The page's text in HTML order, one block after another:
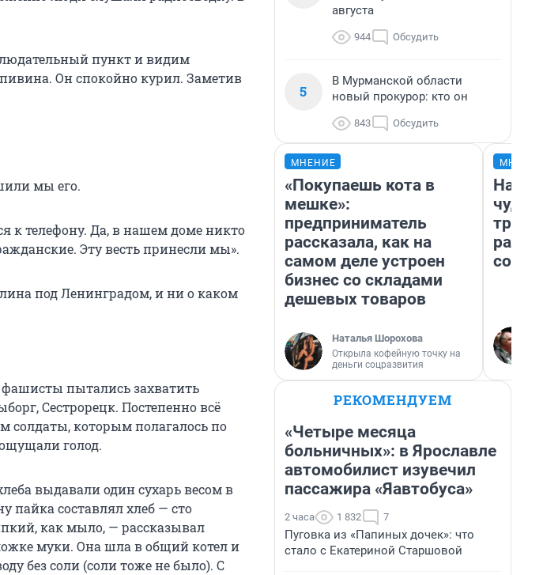
пункт и видим
Он спокойно курил. Заметив
мы его.
к телефону. Да, в нашем доме никто
Эту весть принесли мы».
под Ленинградом, и ни о каком
пытались захватить
Сестрорецк. Постепенно всё
солдаты, которым полагалось по
голод.
выдавали один сухарь весом в
пайка составлял хлеб — сто
как мыло, — рассказывал
муки. Она шла в общий котел и
без соли (соли тоже не было). С
августа
944 Обсудить
5
В Мурманской области
новый прокурор: кто он
843 Обсудить
МНЕНИЕ
«Покупаешь кота в
мешке»:
предприниматель
рассказала, как на
самом деле устроен
бизнес со складами
дешевых товаров
Наталья Шорохова
Открыла кофейную точку на
деньги соцразвития
РЕКОМЕНДУЕМ
«Четыре месяца
больничных»: в Ярославле
автомобилист изувечил
пассажира «Яавтобуса»
2 часа 1 832 7
Пуговка из «Папиных дочек»: что
стало с Екатериной Старшовой